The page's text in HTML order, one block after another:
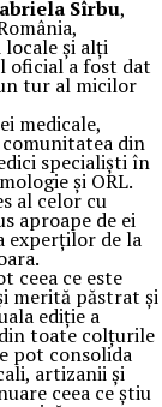
Sîrbu,
și alți
oficial a fost dat
tur al micilor
medicale,
din
specialiști în
și ORL.
al celor cu
aproape de ei
experților de la
ceea ce este
merită păstrat și
ediție a
toate colțurile
pot consolida
artizanii și
ceea ce știu